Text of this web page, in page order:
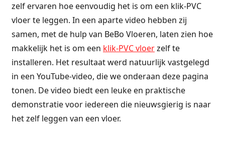
zelf ervaren hoe eenvoudig het is om een klik-PVC
vloer te leggen. In een aparte video hebben zij
samen, met de hulp van BeBo Vloeren, laten zien hoe
makkelijk het is om een klik-PVC vloerzelf te
installeren. Het resultaat werd natuurlijk vastgelegd
in een YouTube-video, die we onderaan deze pagina
tonen. De video biedt een leuke en praktische
demonstratie voor iedereen die nieuwsgierig is naar
het zelf leggen van een vloer.